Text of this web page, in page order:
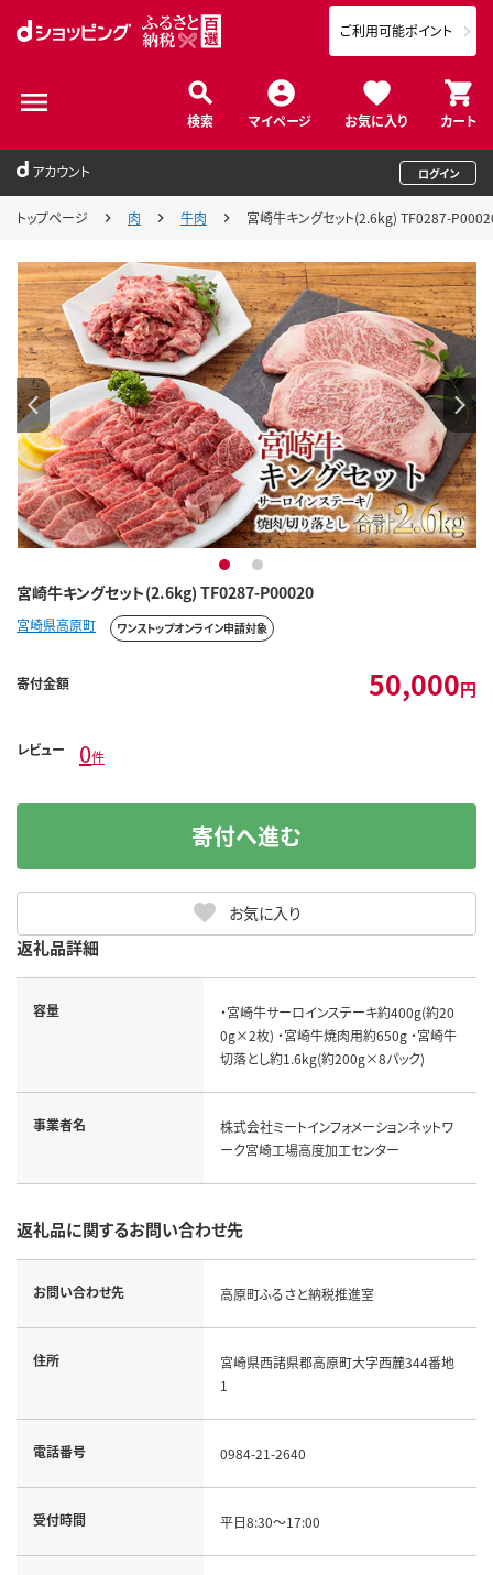
検索 マイページ お気に入り カート
ご利用可能ポイント
アカウント ログイン
トップページ 肉 牛肉 宮崎牛キングセット(2.6kg) TF0287-
宮崎牛キングセット(2.6kg) TF0287-P00020
1 2
宮崎県高原町 ワンストップオンライン申請対象
寄付金額 50,000円
レビュー 0件
お気に入り
寄付へ進む
返礼品詳細
容量
・宮崎牛サーロインステーキ約400g(約20
0g×2枚) ・宮崎牛焼肉用約650g ・宮崎牛
切落とし約1.6kg(約200g×8パック)
事業者名
株式会社ミートインフォメーションネットワ
ーク宮崎工場高度加工センター
返礼品に関するお問い合わせ先
お問い合わせ先 高原町ふるさと納税推進室
住所
宮崎県西諸県郡高原町大字西麓344番地
1
電話番号 0984-21-2640
受付時間 平日8:30～17:00